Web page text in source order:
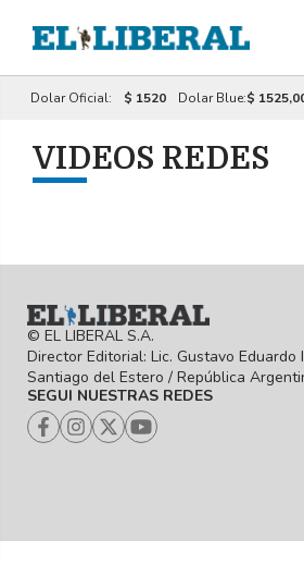
Dolar Oficial: $ 1520 Dolar Blue:$
VIDEOS REDES
Ha ocurrido un error en
Ver
© EL LIBERAL S.A.
Director Editorial: Lic. Gustavo Eduardo
Santiago del Estero / República
SEGUI NUESTRAS REDES